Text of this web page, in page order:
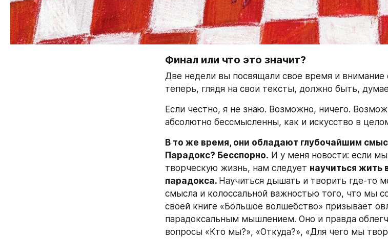
Финал или что это значит?
Две недели вы посвящали свое время и внимание
теперь, глядя на свои тексты, должно быть,
Если честно, я не знаю. Возможно, ничего.
абсолютно бессмысленны, как и искусство в
В то же время, они обладают глубочайшим
Парадокс? Бесспорно. И у меня новости: если
творческую жизнь, нам следует научиться жить
парадокса. Научиться дышать и творить где-то
смысла и колоссальной важностью того, что мы
своей книге «Большое волшебство» призывает
парадоксальным мышлением. Оно и правда
вопросы «Кто мы?», «Откуда?», «Для чего мы